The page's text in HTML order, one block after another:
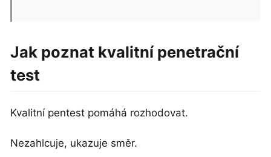
Jak poznat kvalitní penetrační
test
Kvalitní pentest pomáhá rozhodovat.
Nezahlcuje, ukazuje směr.